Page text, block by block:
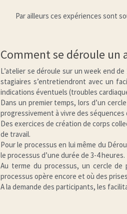
Par ailleurs ces expériences sont
Comment se déroule un
L’atelier se déroule sur un week end
stagiaires s’entretiendront avec un
indications éventuels (troubles
Dans un premier temps, lors d’un
progressivement à vivre des séquences
Des exercices de création de corps
de travail.
Pour le processus en lui même du
le processus d’une durée de 3-4 heures.
Au terme du processus, un cercle
processus opère encore et où des
A la demande des participants, les